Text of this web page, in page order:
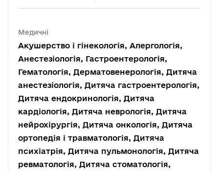
Медичні
Акушерство і гінекологія, Алергологія,
Анестезіологія, Гастроентерологія,
Гематологія, Дерматовенерологія, Дитяча
анестезіологія, Дитяча гастроентерологія,
Дитяча ендокринологія, Дитяча
кардіологія, Дитяча неврологія, Дитяча
нейрохірургія, Дитяча онкологія, Дитяча
ортопедія і травматологія, Дитяча
психіатрія, Дитяча пульмонологія, Дитяча
ревматологія, Дитяча стоматологія,